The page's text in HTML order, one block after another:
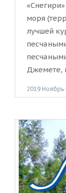
моря
лучшей
Джемете,
2019 Ноябрь